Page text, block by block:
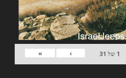
1 של 31
›
»